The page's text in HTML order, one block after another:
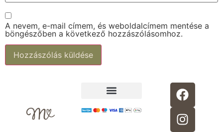
A nevem, e-mail címem, és weboldalcímem mentése a
böngészőben a következő hozzászólásomhoz.